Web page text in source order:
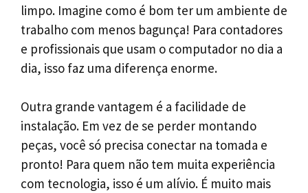
limpo. Imagine como é bom ter um ambiente de
trabalho com menos bagunça! Para contadores
e profissionais que usam o computador no dia a
dia, isso faz uma diferença enorme.
Outra grande vantagem é a facilidade de
instalação. Em vez de se perder montando
peças, você só precisa conectar na tomada e
pronto! Para quem não tem muita experiência
com tecnologia, isso é um alívio. É muito mais